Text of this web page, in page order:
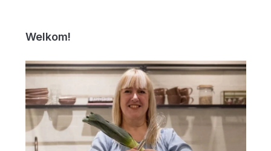
Welkom!